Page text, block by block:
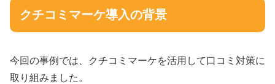
クチコミマーケ導入の背景
今回の事例では、クチコミマーケを活用して口コミ対策に
取り組みました。